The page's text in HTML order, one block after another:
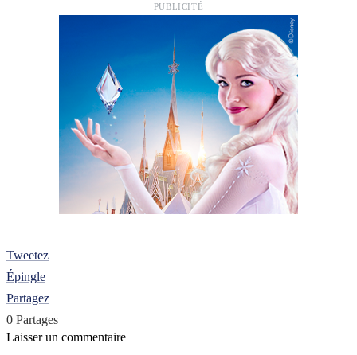
PUBLICITÉ
Tweetez
Épingle
Partagez
0 Partages
Laisser un commentaire